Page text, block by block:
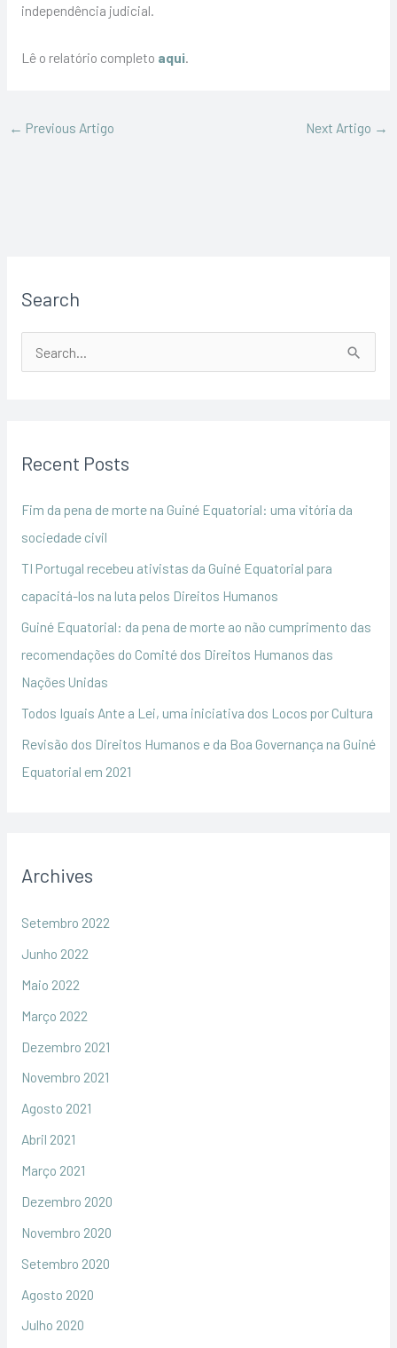
independência judicial.
Lê o relatório completo aqui.
← Previous Artigo Next Artigo →
Search
c
:
Recent Posts
Fim da pena de morte na Guiné Equatorial: uma vitória da
sociedade civil
TI Portugal recebeu ativistas da Guiné Equatorial para
capacitá-los na luta pelos Direitos Humanos
Guiné Equatorial: da pena de morte ao não cumprimento das
recomendações do Comité dos Direitos Humanos das
Nações Unidas
Todos Iguais Ante a Lei, uma iniciativa dos Locos por Cultura
Revisão dos Direitos Humanos e da Boa Governança na Guiné
Equatorial em 2021
Archives
Setembro 2022
Junho 2022
Maio 2022
Março 2022
Dezembro 2021
Novembro 2021
Agosto 2021
Abril 2021
Março 2021
Dezembro 2020
Novembro 2020
Setembro 2020
Agosto 2020
Julho 2020